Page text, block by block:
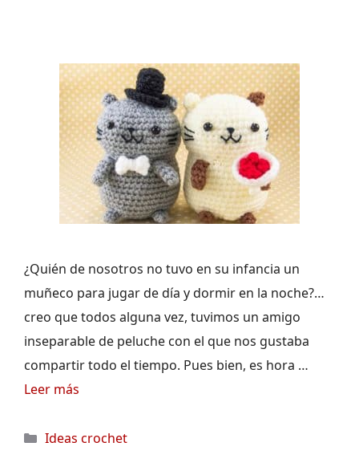
¿Quién de nosotros no tuvo en su infancia un
muñeco para jugar de día y dormir en la noche?…
creo que todos alguna vez, tuvimos un amigo
inseparable de peluche con el que nos gustaba
compartir todo el tiempo. Pues bien, es hora …
Leer más
Categorías
Ideas crochet